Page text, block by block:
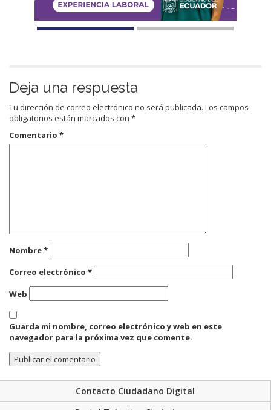
Deja una respuesta
Tu dirección de correo electrónico no será publicada. Los campos
obligatorios están marcados con *
Comentario *
Nombre*
Correo electrónico *
Web
Guarda mi nombre, correo electrónico y web en este
navegador para la próxima vez que comente.
Contacto Ciudadano Digital